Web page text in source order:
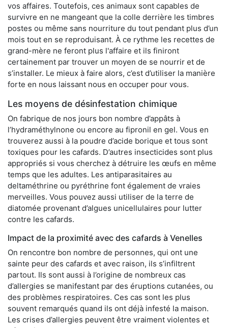
vos affaires. Toutefois, ces animaux sont capables de
survivre en ne mangeant que la colle derrière les timbres
postes ou même sans nourriture du tout pendant plus d’un
mois tout en se reproduisant. À ce rythme les recettes de
grand-mère ne feront plus l'affaire et ils finiront
certainement par trouver un moyen de se nourrir et de
s’installer. Le mieux à faire alors, c’est d’utiliser la manière
forte en nous laissant nous en occuper pour vous.
Les moyens de désinfestation chimique
On fabrique de nos jours bon nombre d’appâts à
l’hydraméthylnone ou encore au fipronil en gel. Vous en
trouverez aussi à la poudre d’acide borique et tous sont
toxiques pour les cafards. D’autres insecticides sont plus
appropriés si vous cherchez à détruire les œufs en même
temps que les adultes. Les antiparasitaires au
deltaméthrine ou pyréthrine font également de vraies
merveilles. Vous pouvez aussi utiliser de la terre de
diatomée provenant d’algues unicellulaires pour lutter
contre les cafards.
Impact de la proximité avec des cafards à Venelles
On rencontre bon nombre de personnes, qui ont une
sainte peur des cafards et avec raison, ils s’infiltrent
partout. Ils sont aussi à l’origine de nombreux cas
d’allergies se manifestant par des éruptions cutanées, ou
des problèmes respiratoires. Ces cas sont les plus
souvent remarqués quand ils ont déjà infesté la maison.
Les crises d’allergies peuvent être vraiment violentes et